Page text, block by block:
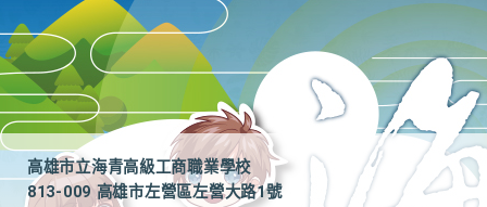
高雄市立海青高級工商職業學校
813-009 高雄市左營區左營大路1號